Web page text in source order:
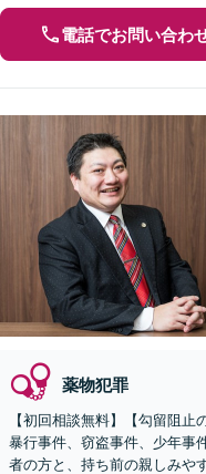
電話でお問い合わ
薬物犯罪
【初回相談無料】【勾留阻止
暴行事件、窃盗事件、少年事
者の方と、持ち前の親しみや